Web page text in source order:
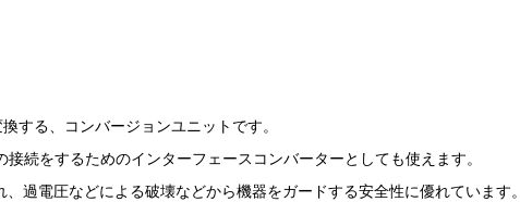
する、コンバージョンユニットです。
続をするためのインターフェースコンバーターとしても使えます。
過電圧などによる破壊などから機器をガードする安全性に優れています。